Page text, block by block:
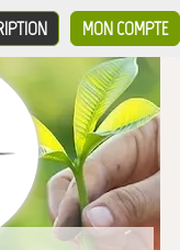
MON COMPTE